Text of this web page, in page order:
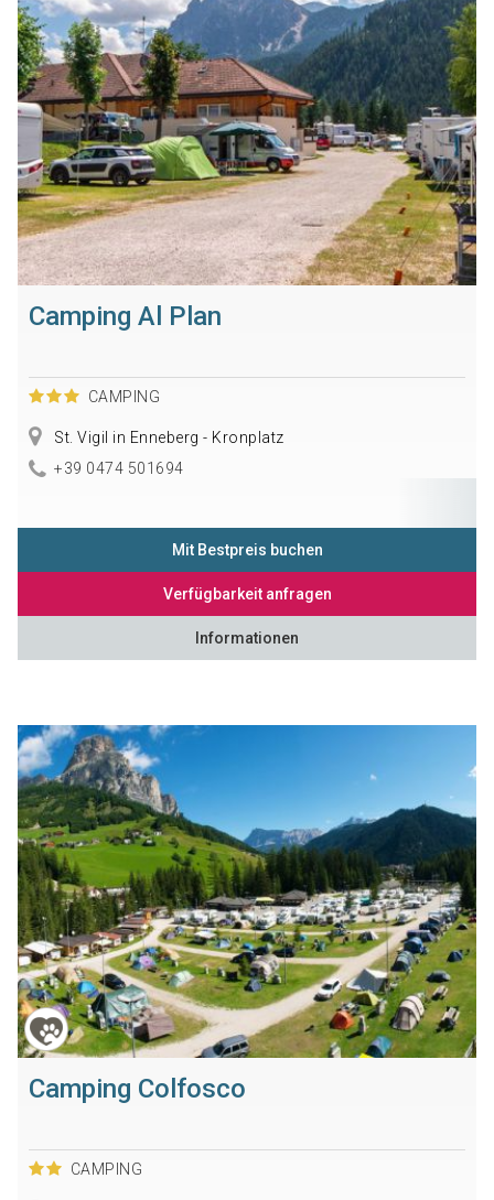
Camping Al Plan
CAMPING
St. Vigil in Enneberg - Kronplatz
+39 0474 501694
Mit Bestpreis buchen
Verfügbarkeit anfragen
Informationen
Camping Colfosco
CAMPING